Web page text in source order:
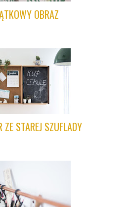
OBRAZ
ZE STAREJ SZUFLADY